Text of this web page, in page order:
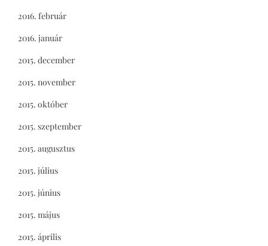
2016. február
2016. január
2015. december
2015. november
2015. október
2015. szeptember
2015. augusztus
2015. július
2015. június
2015. május
2015. április